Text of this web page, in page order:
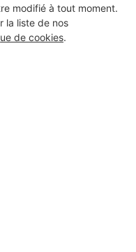
modifié à tout moment.
la liste de nos
de cookies.